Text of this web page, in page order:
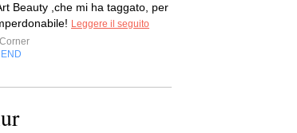
Beauty ,che mi ha taggato, per
Leggere il seguito